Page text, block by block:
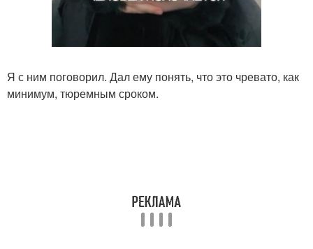
Я с ним поговорил. Дал ему понять, что это чревато, как
минимум, тюремным сроком.